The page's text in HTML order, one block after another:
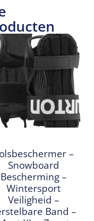
–
Snowboard
Bescherming –
Wintersport
Veiligheid –
Band –